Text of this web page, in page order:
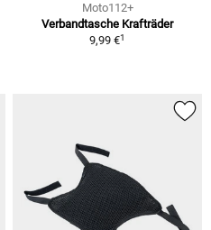
Moto112+
Verbandtasche Krafträder
9,99 €1